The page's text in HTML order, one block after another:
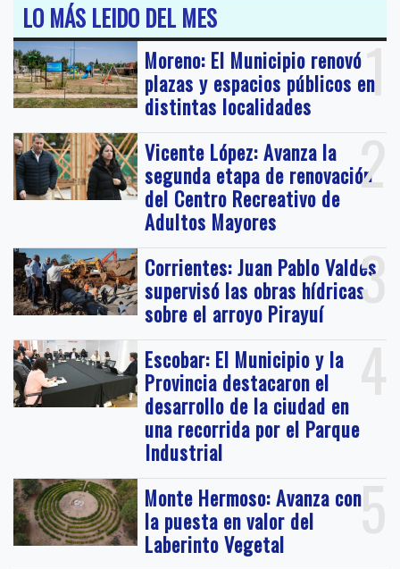
LO MÁS LEIDO DEL MES
1
Moreno: El Municipio renovó
plazas y espacios públicos en
distintas localidades
2
Vicente López: Avanza la
segunda etapa de renovación
del Centro Recreativo de
Adultos Mayores
3
Corrientes: Juan Pablo Valdés
supervisó las obras hídricas
sobre el arroyo Pirayuí
4
Escobar: El Municipio y la
Provincia destacaron el
desarrollo de la ciudad en
una recorrida por el Parque
Industrial
5
Monte Hermoso: Avanza con
la puesta en valor del
Laberinto Vegetal